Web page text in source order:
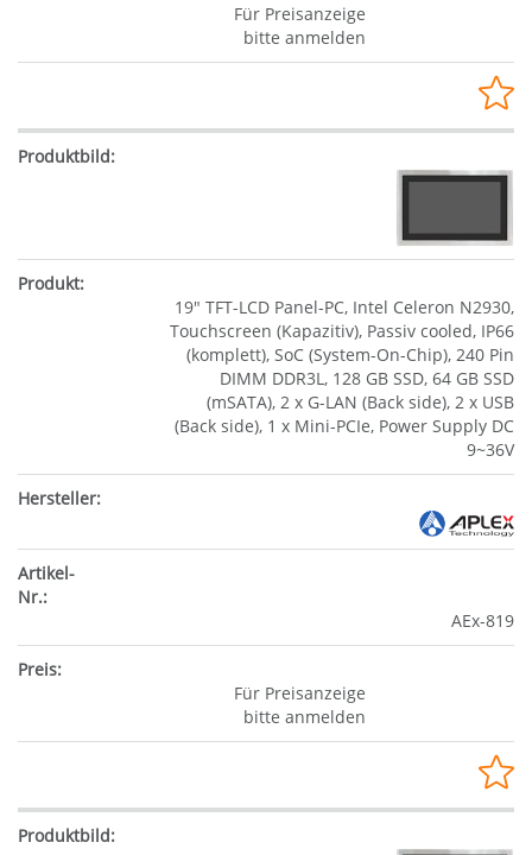
Für Preisanzeige
bitte anmelden
19" TFT-LCD Panel-PC, Intel Celeron N2930,
Touchscreen (Kapazitiv), Passiv cooled, IP66
(komplett), SoC (System-On-Chip), 240 Pin
DIMM DDR3L, 128 GB SSD, 64 GB SSD
(mSATA), 2 x G-LAN (Back side), 2 x USB
(Back side), 1 x Mini-PCIe, Power Supply DC
9~36V
AEx-819
Für Preisanzeige
bitte anmelden